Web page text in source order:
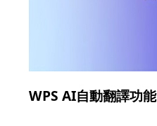
WPS AI自動翻譯功能